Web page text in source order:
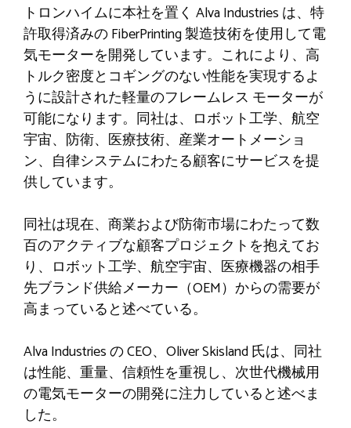
トロンハイムに本社を置く Alva Industries は、特
許取得済みの FiberPrinting 製造技術を使用して電
気モーターを開発しています。これにより、高
トルク密度とコギングのない性能を実現するよ
うに設計された軽量のフレームレス モーターが
可能になります。同社は、ロボット工学、航空
宇宙、防衛、医療技術、産業オートメーショ
ン、自律システムにわたる顧客にサービスを提
供しています。
同社は現在、商業および防衛市場にわたって数
百のアクティブな顧客プロジェクトを抱えてお
り、ロボット工学、航空宇宙、医療機器の相手
先ブランド供給メーカー（OEM）からの需要が
高まっていると述べている。
Alva Industries の CEO、Oliver Skisland 氏は、同社
は性能、重量、信頼性を重視し、次世代機械用
の電気モーターの開発に注力していると述べま
した。